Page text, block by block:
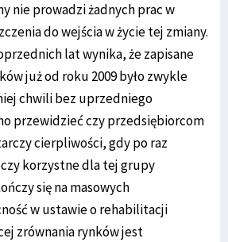
nie prowadzi żadnych prac w
do wejścia w życie tej zmiany.
lat wynika, że zapisane
już od roku 2009 było zwykle
chwili bez uprzedniego
przewidzieć czy przedsiębiorcom
cierpliwości, gdy po raz
korzystne dla tej grupy
się na masowych
w ustawie o rehabilitacji
zrównania rynków jest